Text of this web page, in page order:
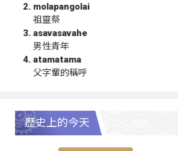
molapangolai
祖靈祭
asavasavahe
男性青年
atamatama
父字輩的稱呼
歷史上的今天